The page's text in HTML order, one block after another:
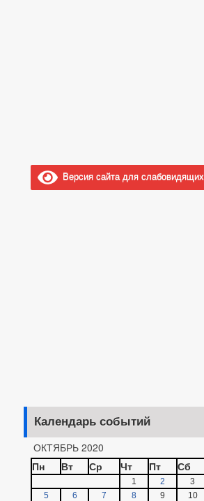
Версия сайта для слабовидящих
Календарь событий
ОКТЯБРЬ 2020
Пн
Вт Ср Чт Пт Сб
1 2 3
5
6 7 8 9 10